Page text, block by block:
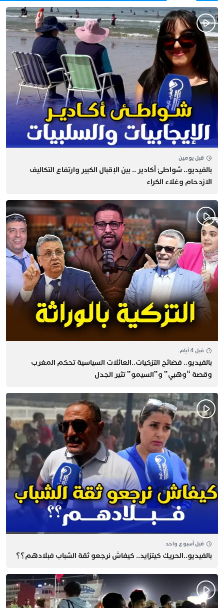
قبل يومين
بالفيديو.. شواطئ أكادير .. بين الإقبال الكبير وارتفاع التكاليف
الازدحام وغلاء الكراء
قبل 4 أيام
بالفيديو.. فضائح التزكيات..العائلات السياسية تحكم المغرب
وقصة “وهبي” و”السيمو” تثير الجدل
قبل أسبوع واحد
بالفيديو..الحريك كيتزايد.. كيفاش نرجعو ثقة الشباب فبلادهم؟؟